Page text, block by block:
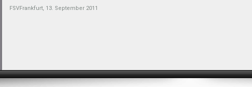
FSVFrankfurt, 13. September 2011